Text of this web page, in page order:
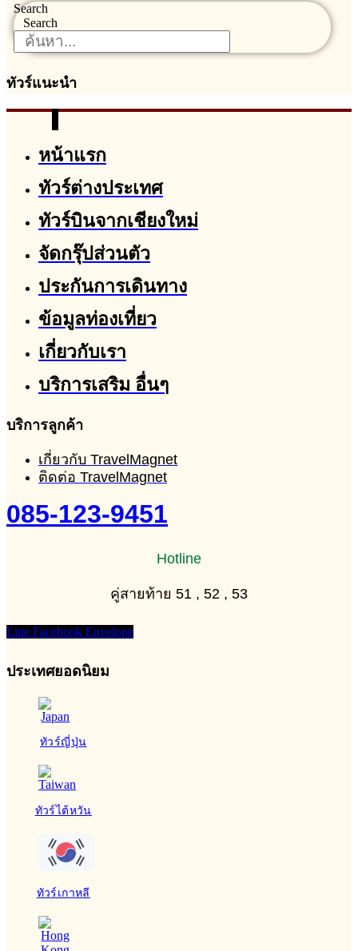
Search
Search
ทัวร์แนะนำ
หน้าแรก
ทัวร์ต่างประเทศ
ทัวร์บินจากเชียงใหม่
จัดกรุ๊ปส่วนตัว
ประกันการเดินทาง
ข้อมูลท่องเที่ยว
เกี่ยวกับเรา
บริการเสริม อื่นๆ
บริการลูกค้า
เกี่ยวกับ TravelMagnet
ติดต่อ TravelMagnet
085-123-9451
Hotline
คู่สายท้าย 51 , 52 , 53
Line Facebook Envelope
ประเทศยอดนิยม
ทัวร์ญี่ปุ่น
ทัวร์ไต้หวัน
ทัวร์เกาหลี